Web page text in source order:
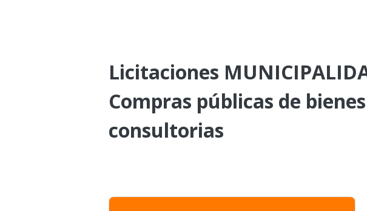
Licitaciones
Compras públicas de
consultorias